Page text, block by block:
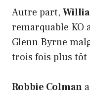
Autre part,
remarquable KO
Glenn Byrne
trois fois plus tôt
Robbie Colman